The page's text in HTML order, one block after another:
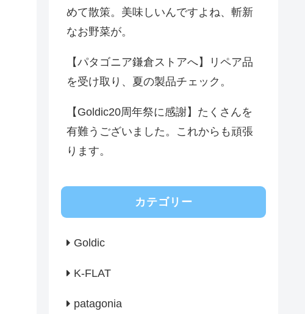
めて散策。美味しいんですよね、斬新
なお野菜が。
【パタゴニア鎌倉ストアへ】リペア品
を受け取り、夏の製品チェック。
【Goldic20周年祭に感謝】たくさんを
有難うございました。これからも頑張
ります。
カテゴリー
Goldic
K-FLAT
patagonia